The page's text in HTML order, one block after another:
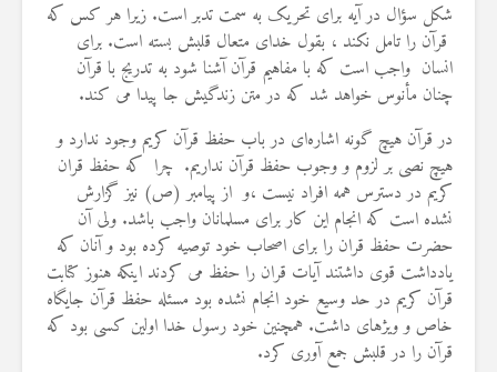
شکل سؤال در آیه برای تحریک به سمت تدبر است. زیرا هر کس که
قرآن را تامل نکند ، بقول خدای متعال قلبش بسته است. برای
انسان واجب است که با مفاهیم قرآن آشنا شود به تدریج با قرآن
چنان مأنوس خواهد شد که در متن زندگیش جا پیدا می ‌کند.
در قرآن هیچ گونه اشاره‌ای در باب حفظ قرآن کریم وجود ندارد و
هیچ نصی بر لزوم و وجوب حفظ قرآن نداریم. چرا که حفظ قران
کریم در دسترس همه افراد نیست ،و از پیامبر (ص) نیز گزارش
نشده است كه انجام این کار برای مسلمانان واجب باشد. ولی آن
حضرت حفظ قران را برای اصحاب خود توصیه کرده بود و آنان که
یادداشت قوی داشتند آیات قران را حفظ می کردند اینکه هنوز کتابت
قرآن کریم در حد وسیع خود انجام نشده بود مسئله حفظ قرآن جایگاه
خاص و ویژه‎ای داشت. همچنین خود رسول خدا اولین کسی بود که
قرآن را در قلبش جمع آوری کرد.
19 جولای 2026
36 نمایش ها